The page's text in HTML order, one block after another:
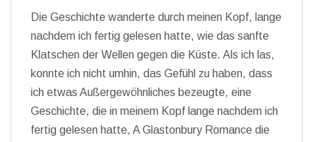
Die Geschichte wanderte durch meinen Kopf, lange
nachdem ich fertig gelesen hatte, wie das sanfte
Klatschen der Wellen gegen die Küste. Als ich las,
konnte ich nicht umhin, das Gefühl zu haben, dass
ich etwas Außergewöhnliches bezeugte, eine
Geschichte, die in meinem Kopf lange nachdem ich
fertig gelesen hatte, A Glastonbury Romance die